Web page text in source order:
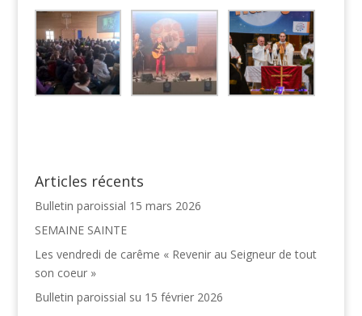
Articles récents
Bulletin paroissial 15 mars 2026
SEMAINE SAINTE
Les vendredi de carême « Revenir au Seigneur de tout
son coeur »
Bulletin paroissial su 15 février 2026